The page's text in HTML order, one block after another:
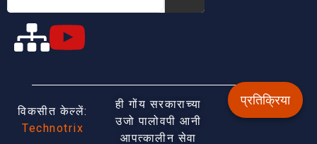
प्रतिक्रिया
विकसीत केल्लें:
Technotrix
ही गोंय सरकाराच्या
उजो पालोवपी आनी
आपत्कालीन सेवा